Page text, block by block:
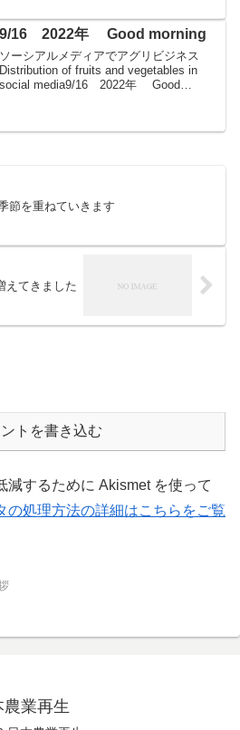
9/16 2022年 Good morning
ソーシアルメディアでアグリビジネス
Distribution of fruits and vegetables in
social media9/16 2022年 Good
節を重ねていきます
えてきました
トを書き込む
減するために Akismet を使って
の処理方法の詳細はこちらをご覧
農業再生